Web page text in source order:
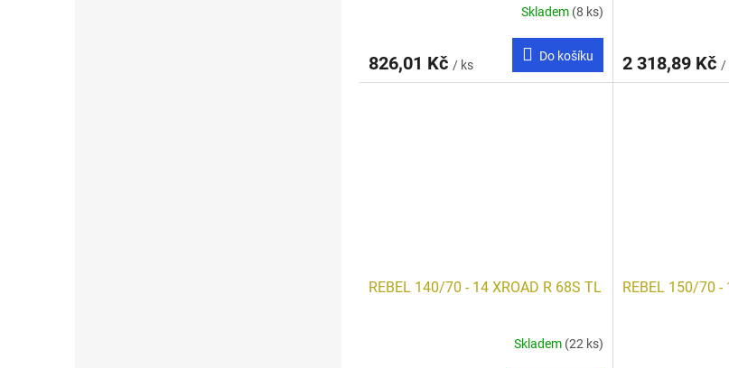
Skladem (8 ks)
826,01 Kč / ks
Do košíku 2 318,89 Kč /
REBEL 140/70 - 14 XROAD R 68S TL
Skladem (22 ks)
REBEL 150/70 -